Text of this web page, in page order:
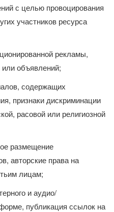
с целью провоцирования
участников ресурса
рекламы,
объявлений;
содержащих
признаки дискриминации
расовой или религиозной
размещение
авторские права на
лицам;
и аудио/
публикация ссылок на